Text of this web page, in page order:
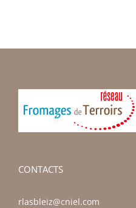
CONTACTS
rlasbleiz@cniel.com